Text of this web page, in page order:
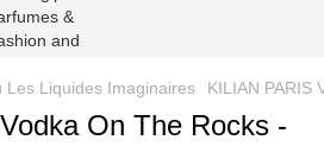
Liquides Imaginaires KILIAN PARIS
On The Rocks -